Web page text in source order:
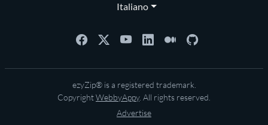
Italiano
ezyZip® is a registered trademark.
CopyrightWebbyAppy. All rights reserved.
Advertise